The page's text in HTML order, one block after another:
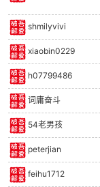
shmilyvivi
xiaobin0229
h07799486
词庸奋斗
54老男孩
peterjian
feihu1712